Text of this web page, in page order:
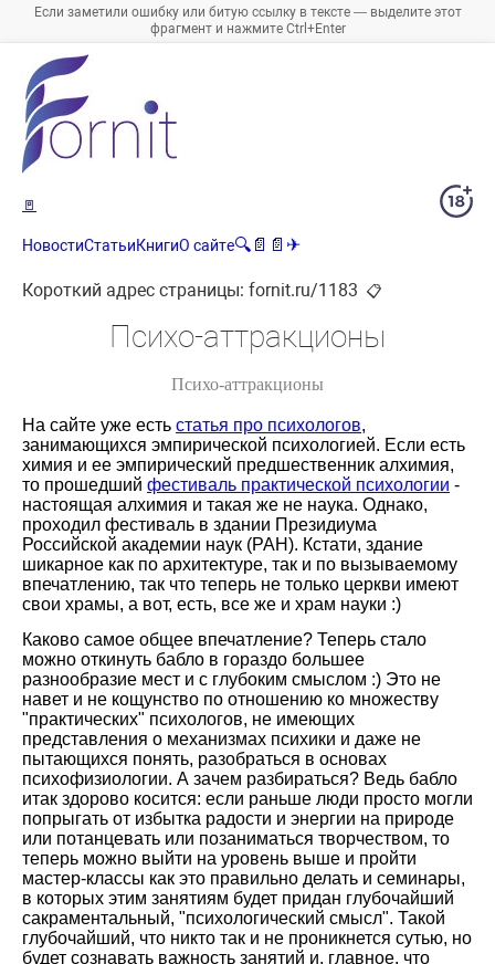
Если заметили ошибку или битую ссылку в тексте — выделите этот
фрагмент и нажмите Ctrl+Enter
🚪
НовостиСтатьиКнигиО сайте🔍 📄 📄 ✈
Короткий адрес страницы: fornit.ru/1183 📋
Психо-аттракционы
Психо-аттракционы
На сайте уже есть статья про психологов,
занимающихся эмпирической психологией. Если есть
химия и ее эмпирический предшественник алхимия,
то прошедший фестиваль практической психологии -
настоящая алхимия и такая же не наука. Однако,
проходил фестиваль в здании Президиума
Российской академии наук (РАН). Кстати, здание
шикарное как по архитектуре, так и по вызываемому
впечатлению, так что теперь не только церкви имеют
свои храмы, а вот, есть, все же и храм науки :)
Каково самое общее впечатление? Теперь стало
можно откинуть бабло в гораздо большее
разнообразие мест и с глубоким смыслом :) Это не
навет и не кощунство по отношению ко множеству
"практических" психологов, не имеющих
представления о механизмах психики и даже не
пытающихся понять, разобраться в основах
психофизиологии. А зачем разбираться? Ведь бабло
итак здорово косится: если раньше люди просто могли
попрыгать от избытка радости и энергии на природе
или потанцевать или позаниматься творчеством, то
теперь можно выйти на уровень выше и пройти
мастер-классы как это правильно делать и семинары,
в которых этим занятиям будет придан глубочайший
сакраментальный, "психологический смысл". Такой
глубочайший, что никто так и не проникнется сутью, но
будет сознавать важность занятий и, главное, что